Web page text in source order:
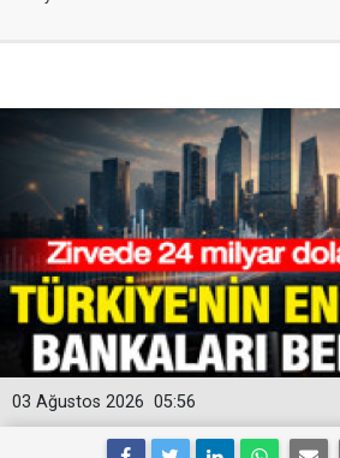
05:56
03 Ağustos 2026